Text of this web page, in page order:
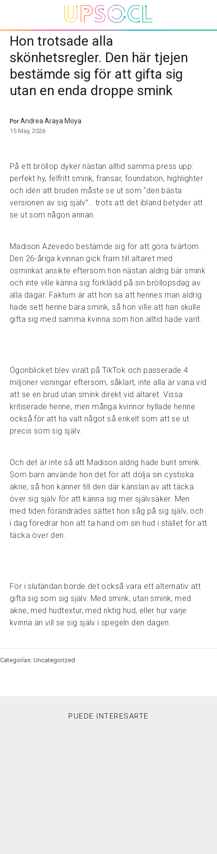
Hon trotsade alla
skönhetsregler. Den här tjejen
bestämde sig för att gifta sig
utan en enda droppe smink
PorAndrea Araya Moya
15 May, 2026
På ett bröllop dyker nästan alltid samma press upp:
perfekt hy, felfritt smink, fransar, foundation, highlighter
och idén att bruden måste se ut som “den bästa
versionen av sig själv”… trots att det ibland betyder att
se ut som någon annan.
Madison Azevedo bestämde sig för att göra tvärtom.
Den 26-åriga kvinnan gick fram till altaret med
osminkat ansikte eftersom hon nästan aldrig bär smink
och inte ville känna sig förklädd på sin bröllopsdag av
alla dagar. Faktum är att hon sa att hennes man aldrig
hade sett henne bära smink, så hon ville att han skulle
gifta sig med samma kvinna som hon alltid hade varit.
Ögonblicket blev viralt på TikTok och passerade 4
miljoner visningar eftersom, såklart, inte alla är vana vid
att se en brud utan smink direkt vid altaret. Vissa
kritiserade henne, men många kvinnor hyllade henne
också för att ha valt något så enkelt som att se ut
precis som sig själv.
Och det är inte så att Madison aldrig hade burit smink.
Som barn använde hon det för att dölja sin cystiska
akne, så hon känner till den där känslan av att täcka
över sig själv för att känna sig mer självsäker. Men
med tiden förändrades sättet hon såg på sig själv, och
i dag föredrar hon att ta hand om sin hud i stället för att
täcka över den.
För i slutändan borde det också vara ett alternativ att
gifta sig som sig själv. Med smink, utan smink, med
akne, med hudtextur, med riktig hud, eller hur varje
kvinna än vill se sig själv i spegeln den dagen.
Categorías: Uncategorized
PUEDE INTERESARTE